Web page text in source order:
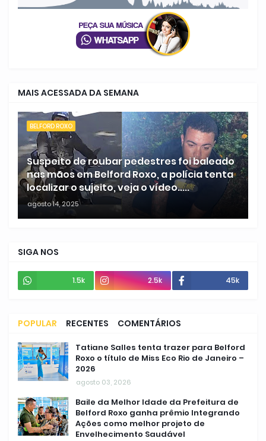
MAIS ACESSADA DA SEMANA
BELFORD ROXO
Suspeito de roubar pedestres foi baleado
nas mãos em Belford Roxo, a polícia tenta
localizar o sujeito, veja o vídeo.....
agosto 14, 2025
SIGA NOS
1.5k 2.5k 45k
POPULAR RECENTES COMENTÁRIOS
Tatiane Salles tenta trazer para Belford
Roxo o título de Miss Eco Rio de Janeiro –
2026
agosto 03, 2026
Baile da Melhor Idade da Prefeitura de
Belford Roxo ganha prêmio Integrando
Ações como melhor projeto de
Envelhecimento Saudável